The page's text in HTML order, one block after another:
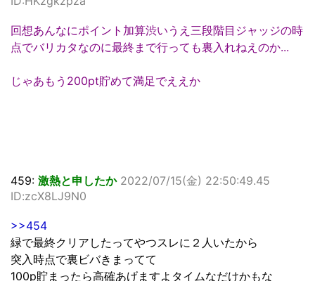
回想あんなにポイント加算渋いうえ三段階目ジャッジの時
点でバリカタなのに最終まで行っても裏入れねえのか...
じゃあもう200pt貯めて満足でええか
459: 激熱と申したか 2022/07/15(金) 22:50:49.45
ID:zcX8LJ9N0
>>454
緑で最終クリアしたってやつスレに２人いたから
突入時点で裏ビバきまってて
100p貯まったら高確あげますよタイムなだけかもな